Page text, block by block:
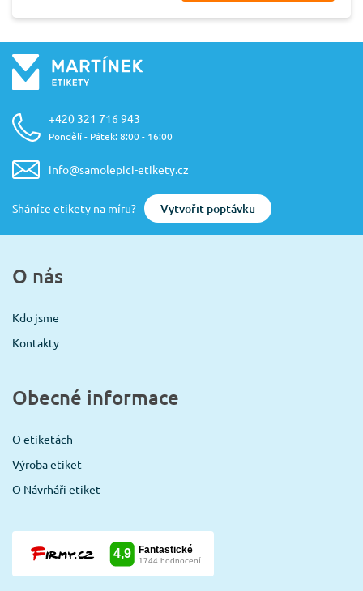
+420 321 716 943
Pondělí - Pátek: 8:00 - 16:00
info@samolepici-etikety.cz
Sháníte etikety na míru? Vytvořit poptávku
O nás
Kdo jsme
Kontakty
Obecné informace
O etiketách
Výroba etiket
O Návrháři etiket